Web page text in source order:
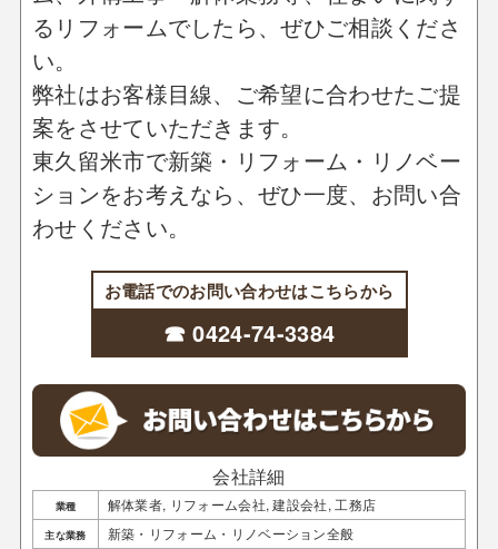
るリフォームでしたら、ぜひご相談くださ
い。
弊社はお客様目線、ご希望に合わせたご提
案をさせていただきます。
東久留米市で新築・リフォーム・リノベー
ションをお考えなら、ぜひ一度、お問い合
わせください。
お電話でのお問い合わせはこちらから
☎ 0424-74-3384
会社詳細
業種 解体業者, リフォーム会社, 建設会社, 工務店
主な業務 新築・リフォーム・リノベーション全般